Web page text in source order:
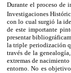
Durante el proceso de
Investigaciones
con lo cual surgió la
de este importante
presentar
la triple periodización
través de la
extremas de
entorno. No es